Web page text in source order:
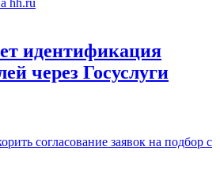
идентификация
через Госуслуги